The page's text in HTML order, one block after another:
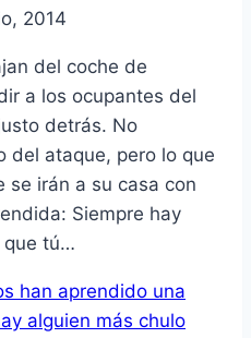
2014
del coche de
a los ocupantes del
detrás. No
del ataque, pero lo que
se irán a su casa con
Siempre hay
que tú…
han aprendido una
alguien más chulo